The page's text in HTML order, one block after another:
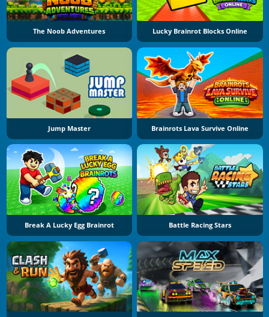
The Noob Adventures Lucky Brainrot Blocks Online
Jump Master Brainrots Lava Survive Online
Break A Lucky Egg Brainrot Battle Racing Stars